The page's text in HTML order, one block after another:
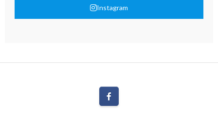
Instagram